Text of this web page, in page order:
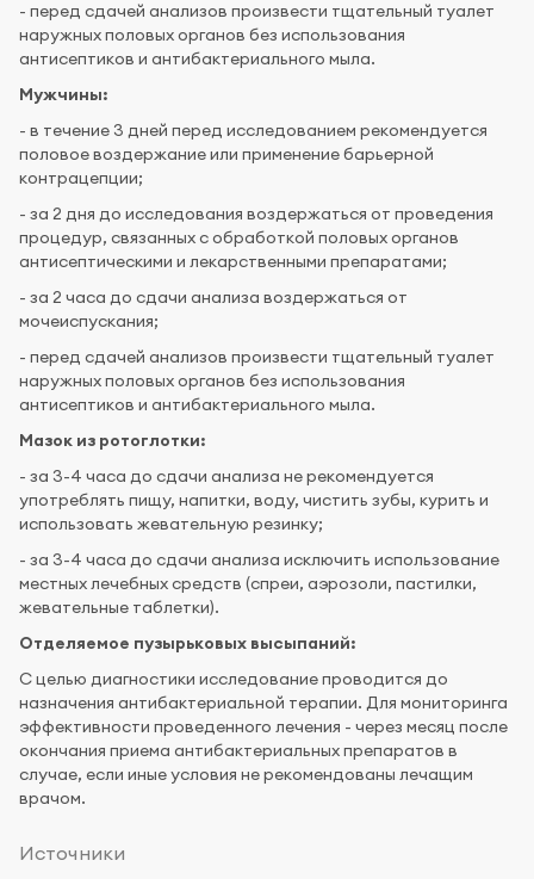
- перед сдачей анализов произвести тщательный туалет
наружных половых органов без использования
антисептиков и антибактериального мыла.
Мужчины:
- в течение 3 дней перед исследованием рекомендуется
половое воздержание или применение барьерной
контрацепции;
- за 2 дня до исследования воздержаться от проведения
процедур, связанных с обработкой половых органов
антисептическими и лекарственными препаратами;
- за 2 часа до сдачи анализа воздержаться от
мочеиспускания;
- перед сдачей анализов произвести тщательный туалет
наружных половых органов без использования
антисептиков и антибактериального мыла.
Мазок из ротоглотки:
- за 3-4 часа до сдачи анализа не рекомендуется
употреблять пищу, напитки, воду, чистить зубы, курить и
использовать жевательную резинку;
- за 3-4 часа до сдачи анализа исключить использование
местных лечебных средств (спреи, аэрозоли, пастилки,
жевательные таблетки).
Отделяемое пузырьковых высыпаний:
С целью диагностики исследование проводится до
назначения антибактериальной терапии. Для мониторинга
эффективности проведенного лечения - через месяц после
окончания приема антибактериальных препаратов в
случае, если иные условия не рекомендованы лечащим
врачом.
Источники